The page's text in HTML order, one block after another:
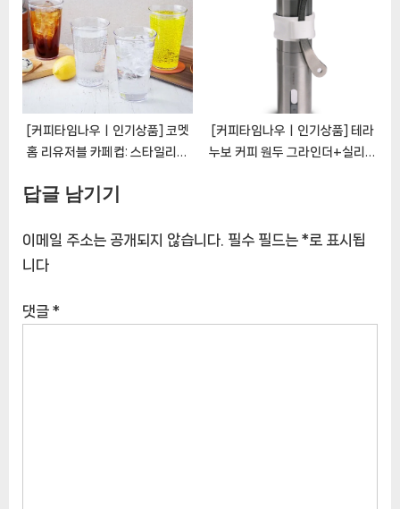
[CoffeeTimeNOWㅣ추천상
품]
ㅣ추천상품]
[커피타임나우ㅣ인기상품] 코멧
홈 리유저블 카페컵: 스타일리시
[CoffeeTimeNOWㅣ추천상
[커피타임나우ㅣ인기상품] 테라
누보 커피 원두 그라인더+실리콘
답글 남기기
이메일 주소는 공개되지 않습니다. 필수 필드는 *로 표시됩
니다
댓글 *